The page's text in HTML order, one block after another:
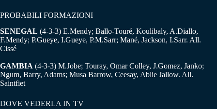
PROBABILI FORMAZIONI
SENEGAL (4-3-3) E.Mendy; Ballo-Touré, Koulibaly, A.Diallo,
F.Mendy; P.Gueye, I.Gueye, P.M.Sarr; Mané, Jackson, I.Sarr. All.
Cissé
GAMBIA (4-3-3) M.Jobe; Touray, Omar Colley, J.Gomez, Janko;
Ngum, Barry, Adams; Musa Barrow, Ceesay, Ablie Jallow. All.
Saintfiet
DOVE VEDERLA IN TV